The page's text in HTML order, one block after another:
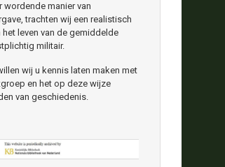
manier van
trachten wij een realistisch
het leven van de gemiddelde
militair.
wij u kennis laten maken met
en het op deze wijze
van geschiedenis.